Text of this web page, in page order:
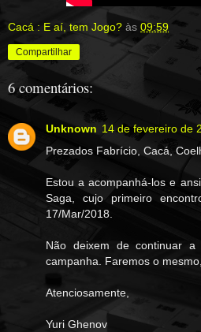
Cacá : E aí, tem Jogo? às 09:59
Compartilhar
6 comentários:
Unknown 14 de fevereiro de
Prezados Fabrício, Cacá,
Estou a acompanhá-los e
Saga, cujo primeiro
17/Mar/2018.
Não deixem de continuar
campanha. Faremos o
Atenciosamente,
Yuri Ghenov